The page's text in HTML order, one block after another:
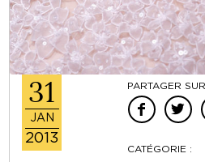
31
JAN
2013
PARTAGER
CATÉGORIE :